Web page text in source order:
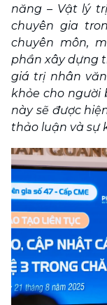
năng – Vật lý
chuyên gia
chuyên môn,
phần xây dựng
giá trị nhân
khỏe cho người
này sẽ được
thảo luận và sự